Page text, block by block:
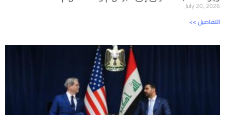
July 20, 2026
<< التفاصيل